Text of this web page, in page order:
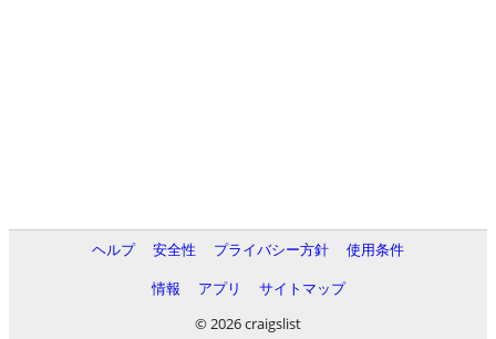
ヘルプ 安全性 プライバシー方針
使用条件
情報
アプリ
サイトマップ
© 2026 craigslist